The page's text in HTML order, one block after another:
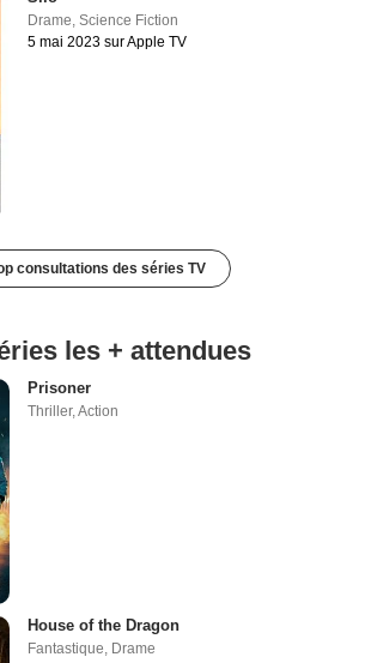
Drame ,Science Fiction
5 mai 2023 sur Apple TV
consultations des séries TV
les + attendues
Prisoner
Thriller,Action
House of the Dragon
Fantastique, Drame